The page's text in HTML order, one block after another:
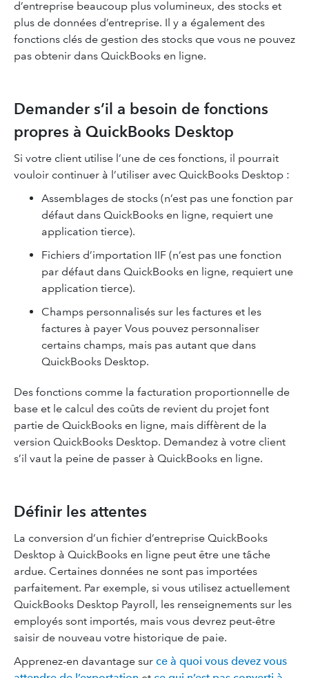
d’entreprise beaucoup plus volumineux, des stocks et
plus de données d’entreprise. Il y a également des
fonctions clés de gestion des stocks que vous ne pouvez
pas obtenir dans QuickBooks en ligne.
Demander s’il a besoin de fonctions
propres à QuickBooks Desktop
Si votre client utilise l’une de ces fonctions, il pourrait
vouloir continuer à l’utiliser avec QuickBooks Desktop :
Assemblages de stocks (n’est pas une fonction par
défaut dans QuickBooks en ligne, requiert une
application tierce).
Fichiers d’importation IIF (n’est pas une fonction
par défaut dans QuickBooks en ligne, requiert une
application tierce).
Champs personnalisés sur les factures et les
factures à payer Vous pouvez personnaliser
certains champs, mais pas autant que dans
QuickBooks Desktop.
Des fonctions comme la facturation proportionnelle de
base et le calcul des coûts de revient du projet font
partie de QuickBooks en ligne, mais diffèrent de la
version QuickBooks Desktop. Demandez à votre client
s’il vaut la peine de passer à QuickBooks en ligne.
Définir les attentes
La conversion d’un fichier d’entreprise QuickBooks
Desktop à QuickBooks en ligne peut être une tâche
ardue. Certaines données ne sont pas importées
parfaitement. Par exemple, si vous utilisez actuellement
QuickBooks Desktop Payroll, les renseignements sur les
employés sont importés, mais vous devrez peut-être
saisir de nouveau votre historique de paie.
Apprenez-en davantage sur ce à quoi vous devez vous